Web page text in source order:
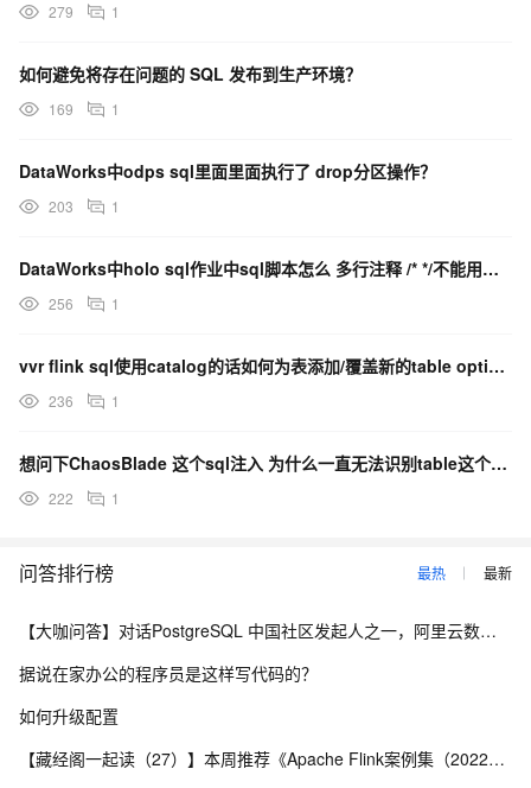
279 1
如何避免将存在问题的 SQL 发布到生产环境？
169 1
DataWorks中odps sql里面里面执行了 drop分区操作？
203 1
DataWorks中holo sql作业中sql脚本怎么 多行注释 /* */不能用吗？
256 1
vvr flink sql使用catalog的话如何为表添加/覆盖新的table option呢？
236 1
想问下ChaosBlade 这个sql注入 为什么一直无法识别table这个标签？
222 1
问答排行榜 最热 最新
【大咖问答】对话PostgreSQL 中国社区发起人之一，阿里云数据库高级专家 德哥
据说在家办公的程序员是这样写代码的？
如何升级配置
【藏经阁一起读（27）】本周推荐《Apache Flink案例集（2022版）》，你有哪些心得？